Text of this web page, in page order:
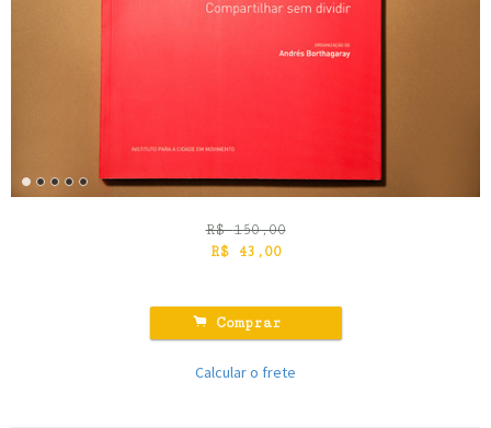
R$150,00
R$ 43,00
. Comprar
Calcular o frete